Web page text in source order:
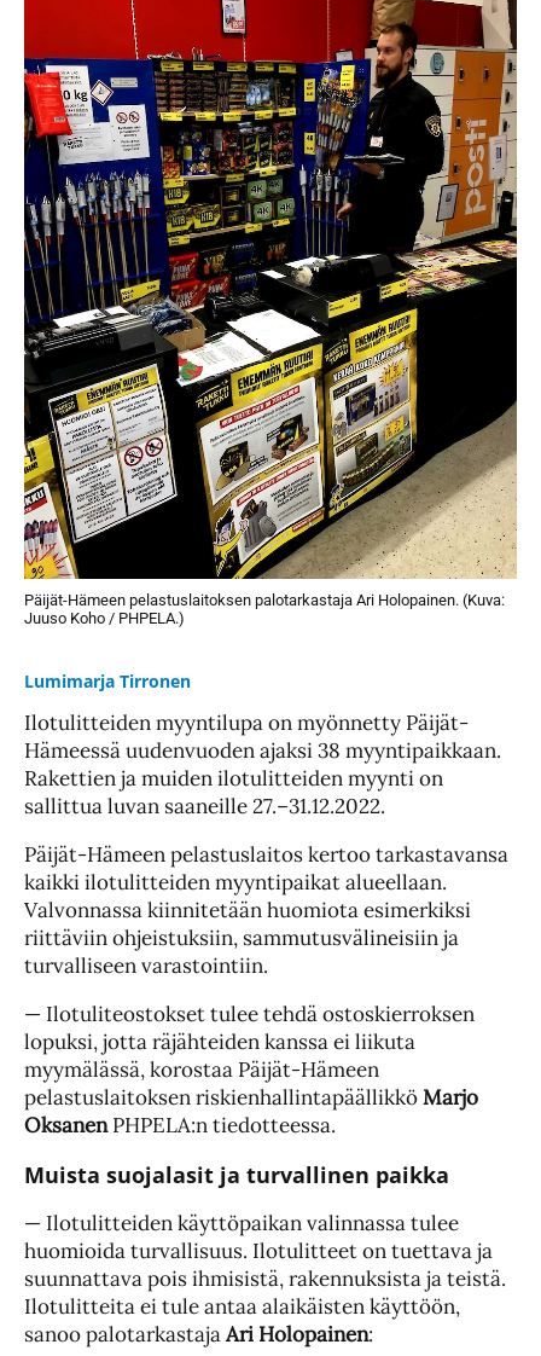
Päijät-Hämeen pelastuslaitoksen palotarkastaja Ari Holopainen. (Kuva:
Juuso Koho / PHPELA.)
Lumimarja Tirronen
Ilotulitteiden myyntilupa on myönnetty Päijät-
Hämeessä uudenvuoden ajaksi 38 myyntipaikkaan.
Rakettien ja muiden ilotulitteiden myynti on
sallittua luvan saaneille 27.–31.12.2022.
Päijät-Hämeen pelastuslaitos kertoo tarkastavansa
kaikki ilotulitteiden myyntipaikat alueellaan.
Valvonnassa kiinnitetään huomiota esimerkiksi
riittäviin ohjeistuksiin, sammutusvälineisiin ja
turvalliseen varastointiin.
— Ilotuliteostokset tulee tehdä ostoskierroksen
lopuksi, jotta räjähteiden kanssa ei liikuta
myymälässä, korostaa Päijät-Hämeen
pelastuslaitoksen riskienhallintapäällikköMarjo
OksanenPHPELA:n tiedotteessa.
Muista suojalasit ja turvallinen paikka
— Ilotulitteiden käyttöpaikan valinnassa tulee
huomioida turvallisuus. Ilotulitteet on tuettava ja
suunnattava pois ihmisistä, rakennuksista ja teistä.
Ilotulitteita ei tule antaa alaikäisten käyttöön,
sanoo palotarkastajaAri Holopainen: